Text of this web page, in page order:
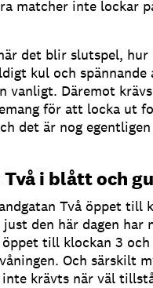
matcher inte lockar
det blir slutspel,
kul och spännande
vanligt. Däremot
för att locka ut
det är nog egentligen
i blått och
Två öppet till
just den här dagen har
till klockan 3
Och särskilt
krävts när väl